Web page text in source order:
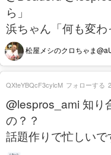
ら」
浜ちゃん「何も変わ
松屋メシのクロちゃま
@lespros_ami 知り
の？？
話題作りで忙しいで
QXteYBQcF3cylcM フォローする